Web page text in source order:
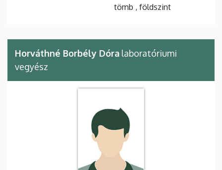
tömb , földszint
Horváthné Borbély Dóra laboratóriumi
vegyész